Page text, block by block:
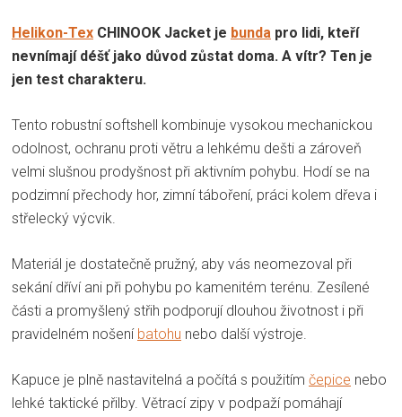
Helikon-Tex CHINOOK Jacket je bunda pro lidi, kteří
nevnímají déšť jako důvod zůstat doma. A vítr? Ten je
jen test charakteru.
Tento robustní softshell kombinuje vysokou mechanickou
odolnost, ochranu proti větru a lehkému dešti a zároveň
velmi slušnou prodyšnost při aktivním pohybu. Hodí se na
podzimní přechody hor, zimní táboření, práci kolem dřeva i
střelecký výcvik.
Materiál je dostatečně pružný, aby vás neomezoval při
sekání dříví ani při pohybu po kamenitém terénu. Zesílené
části a promyšlený střih podporují dlouhou životnost i při
pravidelném nošení batohu nebo další výstroje.
Kapuce je plně nastavitelná a počítá s použitím čepice nebo
lehké taktické přilby. Větrací zipy v podpaží pomáhají